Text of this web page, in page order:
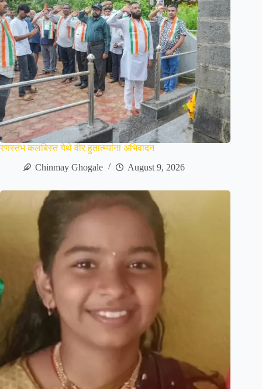
रणस्तंभ कलंबिस्त येथे वीर हुतात्म्यांना अभिवादन
Chinmay Ghogale
August 9, 2026